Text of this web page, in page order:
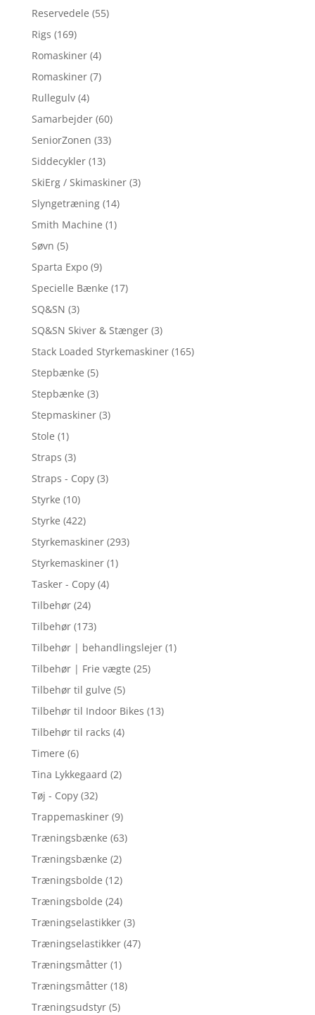
Reservedele (55)
Rigs (169)
Romaskiner (4)
Romaskiner (7)
Rullegulv (4)
Samarbejder (60)
SeniorZonen (33)
Siddecykler (13)
SkiErg / Skimaskiner (3)
Slyngetræning (14)
Smith Machine (1)
Søvn (5)
Sparta Expo (9)
Specielle Bænke (17)
SQ&SN (3)
SQ&SN Skiver & Stænger (3)
Stack Loaded Styrkemaskiner (165)
Stepbænke (5)
Stepbænke (3)
Stepmaskiner (3)
Stole (1)
Straps (3)
Straps - Copy (3)
Styrke (10)
Styrke (422)
Styrkemaskiner (293)
Styrkemaskiner (1)
Tasker - Copy (4)
Tilbehør (24)
Tilbehør (173)
Tilbehør | behandlingslejer (1)
Tilbehør | Frie vægte (25)
Tilbehør til gulve (5)
Tilbehør til Indoor Bikes (13)
Tilbehør til racks (4)
Timere (6)
Tina Lykkegaard (2)
Tøj - Copy (32)
Trappemaskiner (9)
Træningsbænke (63)
Træningsbænke (2)
Træningsbolde (12)
Træningsbolde (24)
Træningselastikker (3)
Træningselastikker (47)
Træningsmåtter (1)
Træningsmåtter (18)
Træningsudstyr (5)